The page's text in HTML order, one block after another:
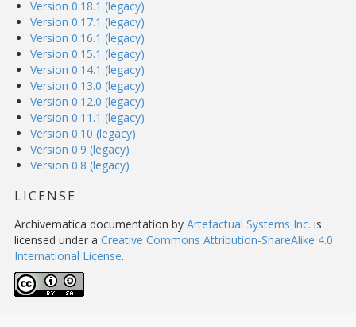
Version 0.18.1 (legacy)
Version 0.17.1 (legacy)
Version 0.16.1 (legacy)
Version 0.15.1 (legacy)
Version 0.14.1 (legacy)
Version 0.13.0 (legacy)
Version 0.12.0 (legacy)
Version 0.11.1 (legacy)
Version 0.10 (legacy)
Version 0.9 (legacy)
Version 0.8 (legacy)
LICENSE
Archivematica documentation by Artefactual Systems Inc. is
licensed under a Creative Commons Attribution-ShareAlike 4.0
International License.